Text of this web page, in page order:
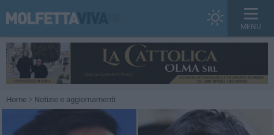
MENU
Home Notizie e aggiornamenti